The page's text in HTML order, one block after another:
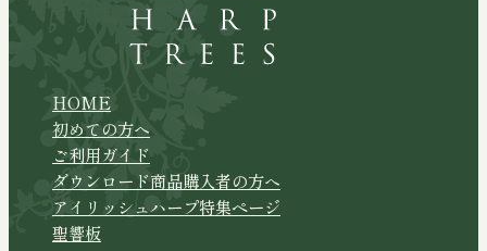
HOME
初めての方へ
ご利用ガイド
ダウンロード商品購入者の方へ
アイリッシュハープ特集ページ
聖響板